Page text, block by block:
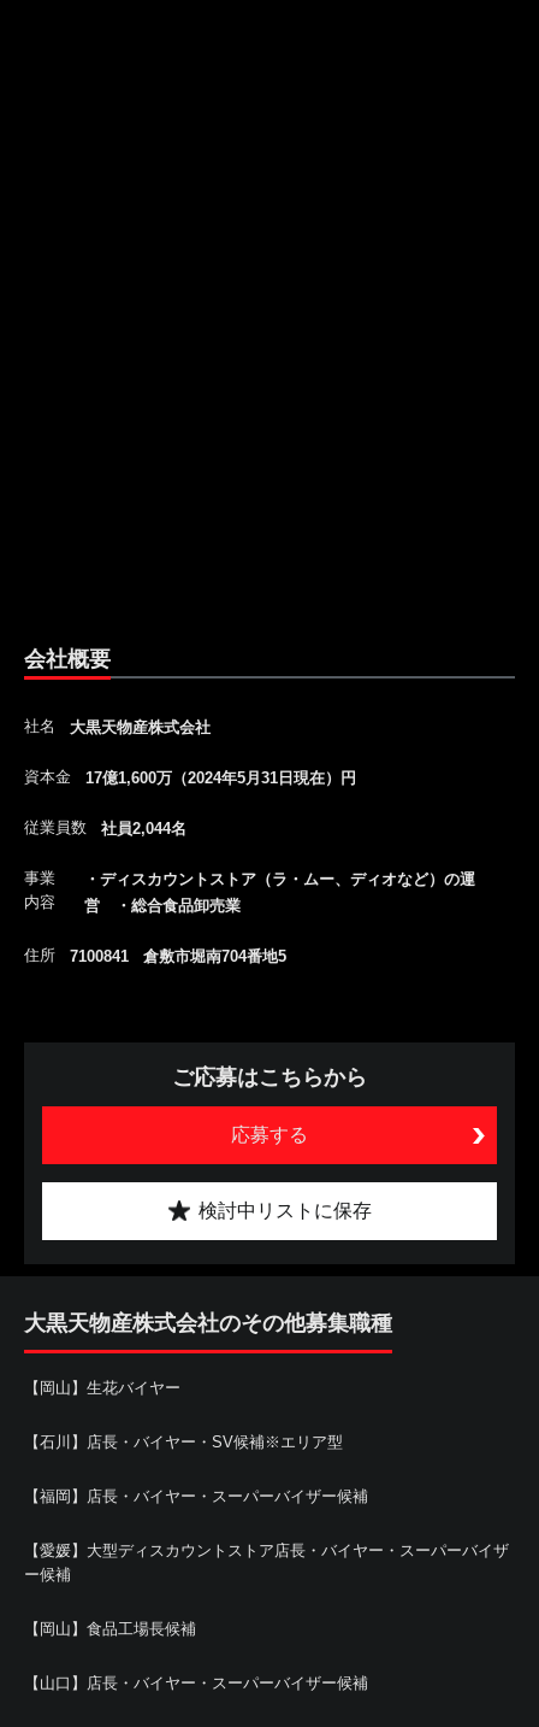
会社概要
社名 大黒天物産株式会社
資本金 17億1,600万（2024年5月31日現在）円
従業員数 社員2,044名
事業
内容
・ディスカウントストア（ラ・ムー、ディオなど）の運
営 ・総合食品卸売業
住所 7100841 倉敷市堀南704番地5
ご応募はこちらから
応募する
検討中リストに保存
大黒天物産株式会社のその他募集職種
【岡山】生花バイヤー
【石川】店長・バイヤー・SV候補※エリア型
【福岡】店長・バイヤー・スーパーバイザー候補
【愛媛】大型ディスカウントストア店長・バイヤー・スーパーバイザ
ー候補
【岡山】食品工場長候補
【山口】店長・バイヤー・スーパーバイザー候補